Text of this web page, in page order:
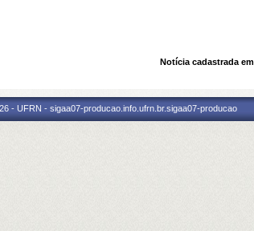
Notícia cadastrada
- UFRN - sigaa07-producao.info.ufrn.br.sigaa07-producao